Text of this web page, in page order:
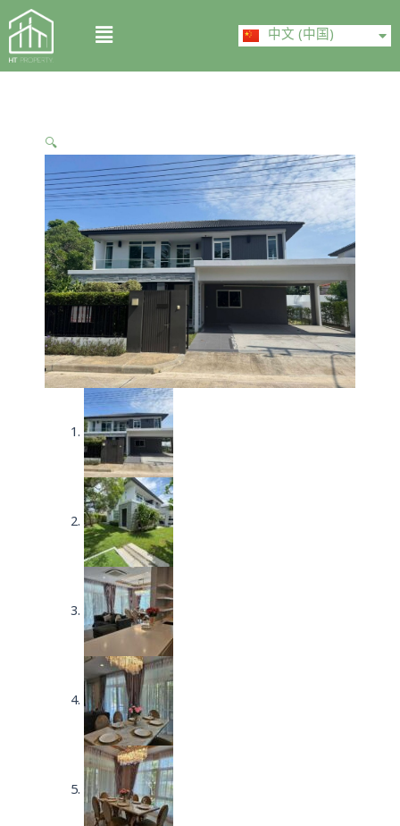
Skip
to
content
Menu 中文 (中国)
English
🔍